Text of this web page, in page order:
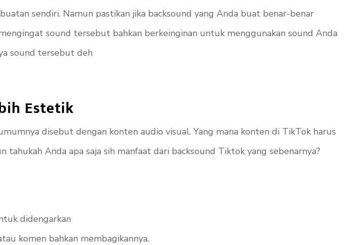
buatan sendiri. Namun pastikan jika backsound yang Anda buat benar-benar
sound tersebut bahkan berkeinginan untuk menggunakan sound Anda
sound tersebut deh
Estetik
disebut dengan konten audio visual. Yang mana konten di TikTok harus
tahukah Anda apa saja sih manfaat dari backsound Tiktok yang sebenarnya?
didengarkan
komen bahkan membagikannya.